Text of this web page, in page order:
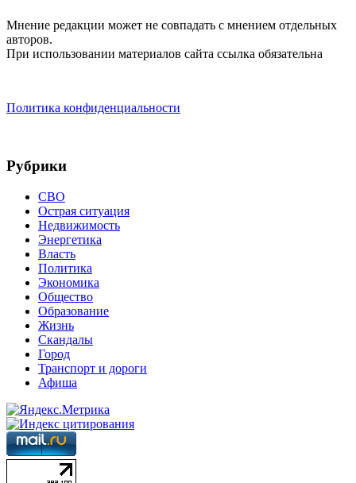
Мнение редакции может не совпадать с мнением отдельных
авторов.
При использовании материалов сайта ссылка обязательна
Политика конфиденциальности
Рубрики
СВО
Острая ситуация
Недвижимость
Энергетика
Власть
Политика
Экономика
Общество
Образование
Жизнь
Скандалы
Город
Транспорт и дороги
Афиша